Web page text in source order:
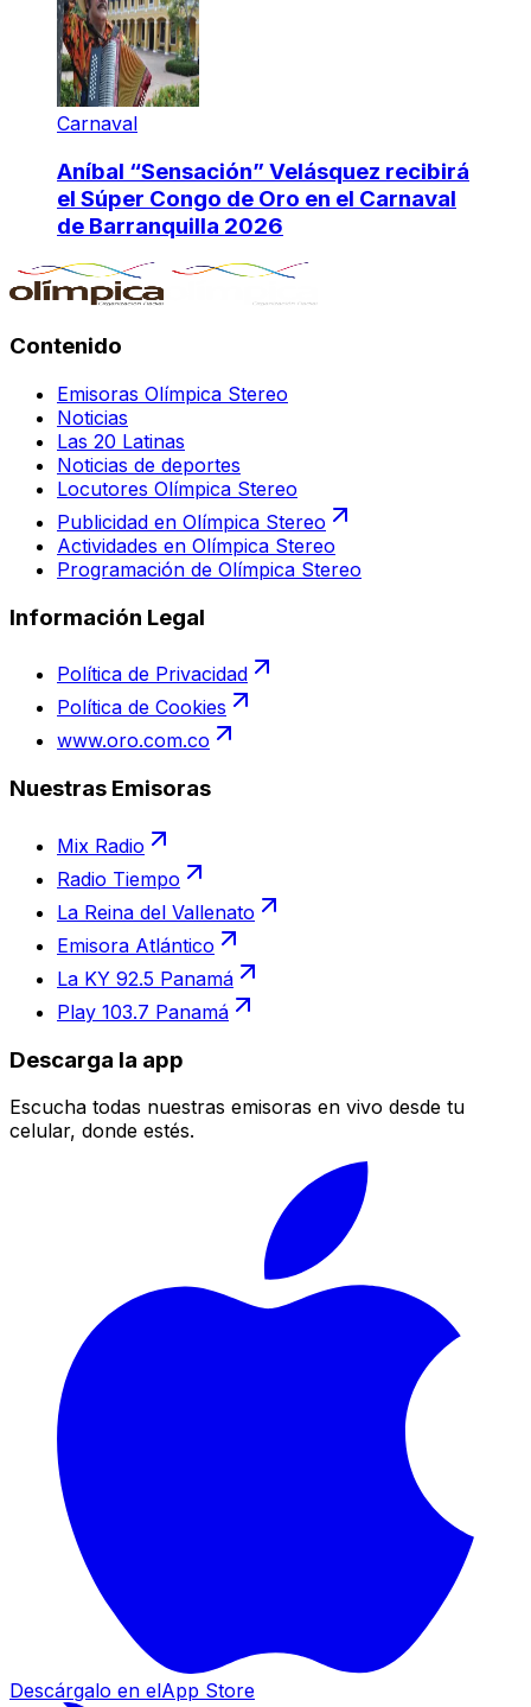
Carnaval
Aníbal “Sensación” Velásquez recibirá
el Súper Congo de Oro en el Carnaval
de Barranquilla 2026
Contenido
Emisoras Olímpica Stereo
Noticias
Las 20 Latinas
Noticias de deportes
Locutores Olímpica Stereo
Publicidad en Olímpica Stereo
Actividades en Olímpica Stereo
Programación de Olímpica Stereo
Información Legal
Política de Privacidad
Política de Cookies
www.oro.com.co
Nuestras Emisoras
Mix Radio
Radio Tiempo
La Reina del Vallenato
Emisora Atlántico
La KY 92.5 Panamá
Play 103.7 Panamá
Descarga la app
Escucha todas nuestras emisoras en vivo desde tu
celular, donde estés.
Descárgalo en elApp Store